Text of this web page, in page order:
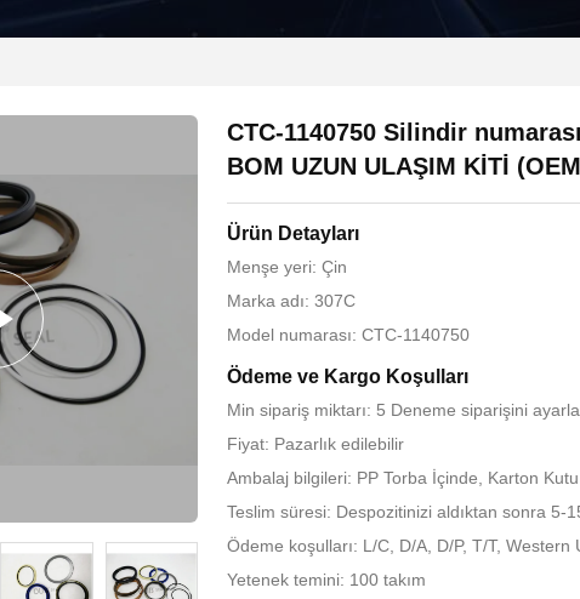
CTC-1140750 Silindir
BOM UZUN ULAŞIM KİTİ
Ürün Detayları
Menşe yeri: Çin
Marka adı: 307C
Model numarası: CTC-1140750
Ödeme ve Kargo Koşulları
Min sipariş miktarı: 5 Deneme siparişini
Fiyat: Pazarlık edilebilir
Ambalaj bilgileri: PP Torba İçinde, Karton Kutu
Teslim süresi: Despozitinizi aldıktan sonra 5-
Ödeme koşulları: L/C, D/A, D/P, T/T, Western
Yetenek temini: 100 takım